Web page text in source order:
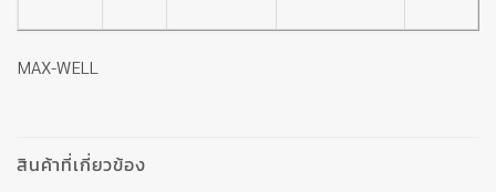
MAX-WELL
สินค้าที่เกี่ยวข้อง